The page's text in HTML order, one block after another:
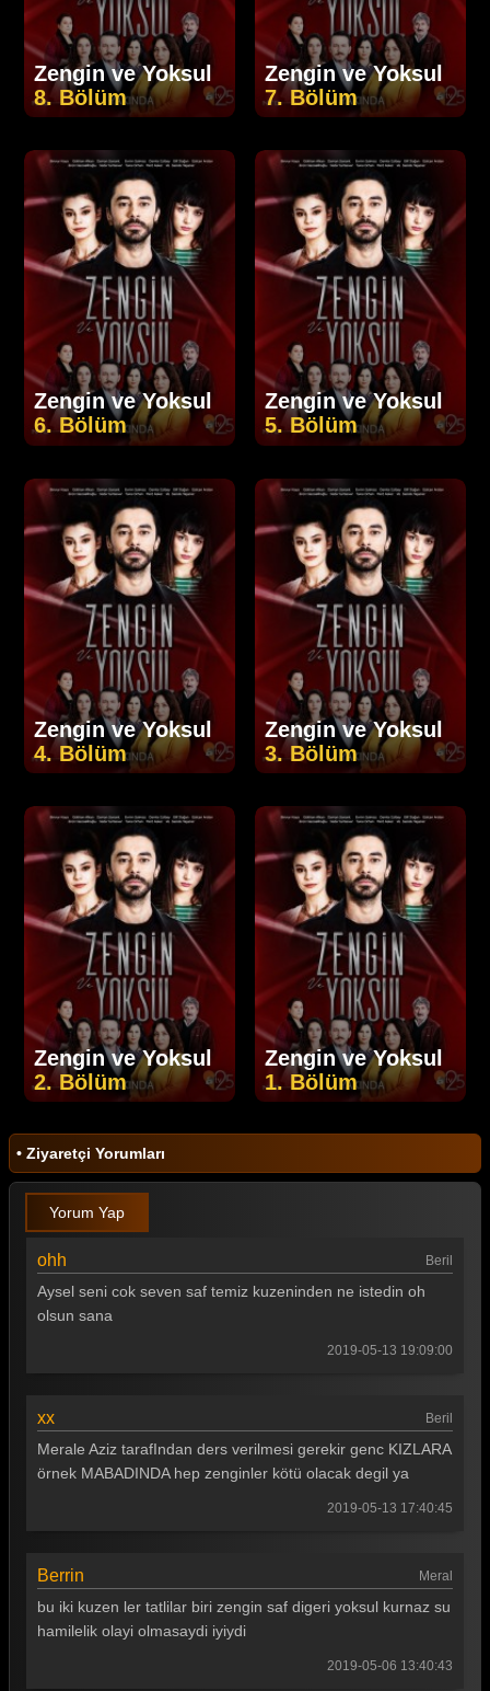
Zengin ve Yoksul
8. Bölüm
Zengin ve Yoksul
7. Bölüm
Zengin ve Yoksul
6. Bölüm
Zengin ve Yoksul
5. Bölüm
Zengin ve Yoksul
4. Bölüm
Zengin ve Yoksul
3. Bölüm
Zengin ve Yoksul
2. Bölüm
Zengin ve Yoksul
1. Bölüm
• Ziyaretçi Yorumları
Yorum Yap
ohh Beril
Aysel seni cok seven saf temiz kuzeninden ne istedin oh
olsun sana
2019-05-13 19:09:00
xx Beril
Merale Aziz tarafIndan ders verilmesi gerekir genc KIZLARA
örnek MABADINDA hep zenginler kötü olacak degil ya
2019-05-13 17:40:45
Berrin Meral
bu iki kuzen ler tatlilar biri zengin saf digeri yoksul kurnaz su
hamilelik olayi olmasaydi iyiydi
2019-05-06 13:40:43